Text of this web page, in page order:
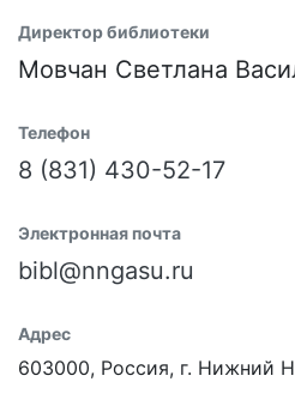
Директор библиотеки
Мовчан Светлана
Телефон
8 (831) 430-52-17
Электронная почта
bibl@nngasu.ru
Адрес
603000, Россия, г. Нижний